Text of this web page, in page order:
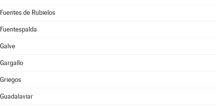
Fuentes de Rubielos
Fuentespalda
Galve
Gargallo
Griegos
Guadalaviar